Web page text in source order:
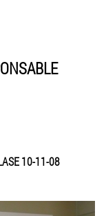
10-11-08